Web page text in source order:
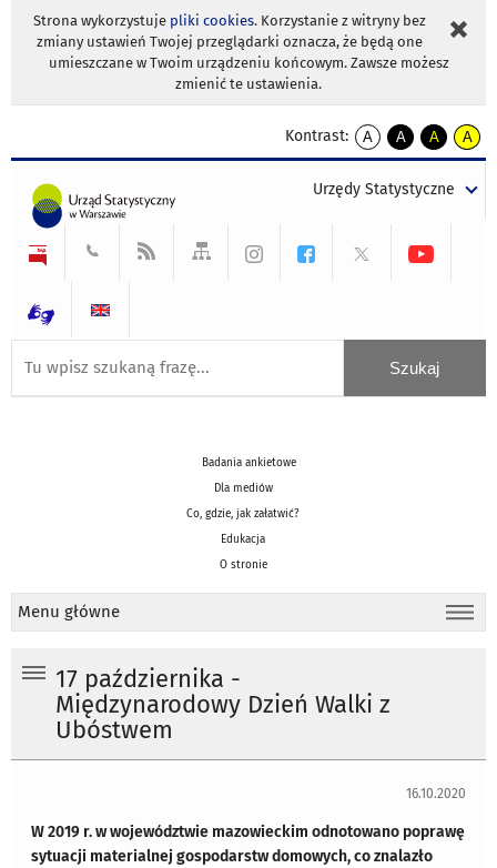
Strona wykorzystuje pliki cookies. Korzystanie z witryny bez
zmiany ustawień Twojej przeglądarki oznacza, że będą one
umieszczane w Twoim urządzeniu końcowym. Zawsze możesz
zmienić te ustawienia.
Kontrast:
A
kontrast
A
kontrast
tekst
czarnym
A
kontrast
tekst
czarnym
A
tekst
żółtym
Urzędy Statystyczne
Badania ankietowe
Dla mediów
Co, gdzie, jak załatwić?
Edukacja
O stronie
Menu główne
17 października -
Międzynarodowy Dzień Walki z
Ubóstwem
16.10.2020
W 2019 r. w województwie mazowieckim odnotowano poprawę
sytuacji materialnej gospodarstw domowych, co znalazło